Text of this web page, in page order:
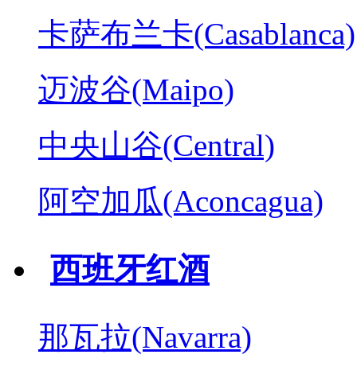
卡萨布兰卡(Casablanca)
迈波谷(Maipo)
中央山谷(Central)
阿空加瓜(Aconcagua)
西班牙红酒
那瓦拉(Navarra)